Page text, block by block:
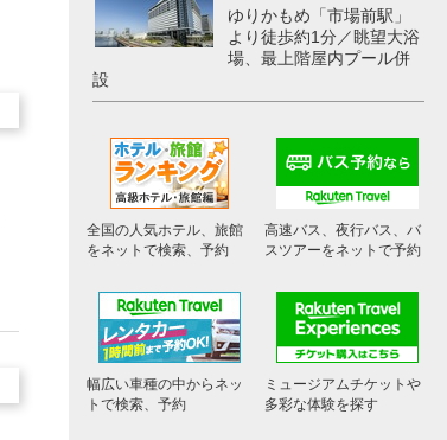
ゆりかもめ「市場前駅」
より徒歩約1分／眺望大浴
場、最上階屋内プール併
設
全国の人気ホテル、旅館
をネットで検索、予約
高速バス、夜行バス、バ
スツアーをネットで予約
幅広い車種の中からネッ
トで検索、予約
ミュージアムチケットや
多彩な体験を探す